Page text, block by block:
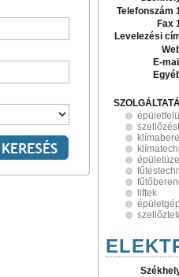
Telefonszám
Fax
Levelezési
E-
liftek